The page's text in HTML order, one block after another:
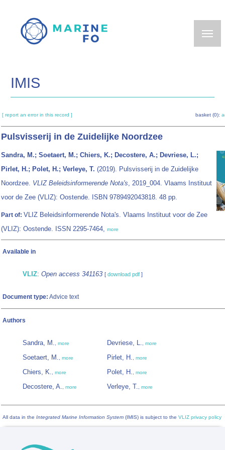
main
IMIS
[ report an error in this record ] basket (0):
Pulsvisserij in de Zuidelijke Noordzee
Sandra, M.; Soetaert, M.; Chiers, K.; Decostere, A.; Devriese, L.;
Pirlet, H.; Polet, H.; Verleye, T. (2019). Pulsvisserij in de Zuidelijke
Noordzee. VLIZ Beleidsinformerende Nota's, 2019_004. Vlaams Instituut
voor de Zee (VLIZ): Oostende. ISBN 9789492043818. 48 pp.
Part of: VLIZ Beleidsinformerende Nota's. Vlaams Instituut voor de Zee
(VLIZ): Oostende. ISSN 2295-7464, more
Available in
VLIZ: Open access 341163 [ download pdf ]
Document type: Advice text
Authors
Sandra, M., more
Soetaert, M., more
Chiers, K., more
Decostere, A., more
Devriese, L., more
Pirlet, H., more
Polet, H., more
Verleye, T., more
All data in the Integrated Marine Information System (IMIS) is subject to the VLIZ privacy policy